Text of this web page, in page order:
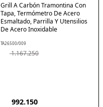
Grill A Carbón Tramontina Con
Tapa, Termómetro De Acero
Esmaltado, Parrilla Y Utensilios
De Acero Inoxidable
TA26500/009
1.167.250
992.150